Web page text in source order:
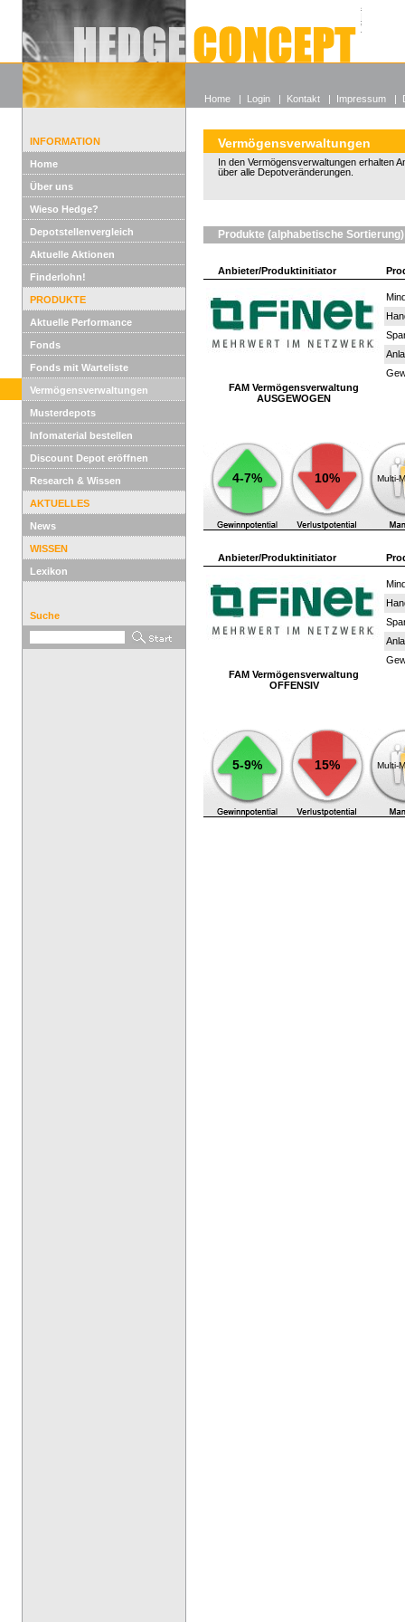
Alle
Wieso
INFORMATION
Home
Über uns
Wieso Hedge?
Depotstellenvergleich
Aktuelle Aktionen
Finderlohn!
PRODUKTE
Aktuelle Performance
Fonds
Fonds mit Warteliste
Vermögensverwaltungen
Musterdepots
Infomaterial bestellen
Discount Depot eröffnen
Research & Wissen
AKTUELLES
News
WISSEN
Lexikon
Suche
Vermögensverwaltungen
In den Vermögensverwaltungen erhalten
über alle Depotveränderungen.
Produkte (alphabetische Sortierung)
Anbieter/Produktinitiator
FAM Vermögensverwaltung
AUSGEWOGEN
4-7% 10% Multi-
Anbieter/Produktinitiator
FAM Vermögensverwaltung
OFFENSIV
5-9% 15% Multi-
Home | Login | Kontakt | Impressum |